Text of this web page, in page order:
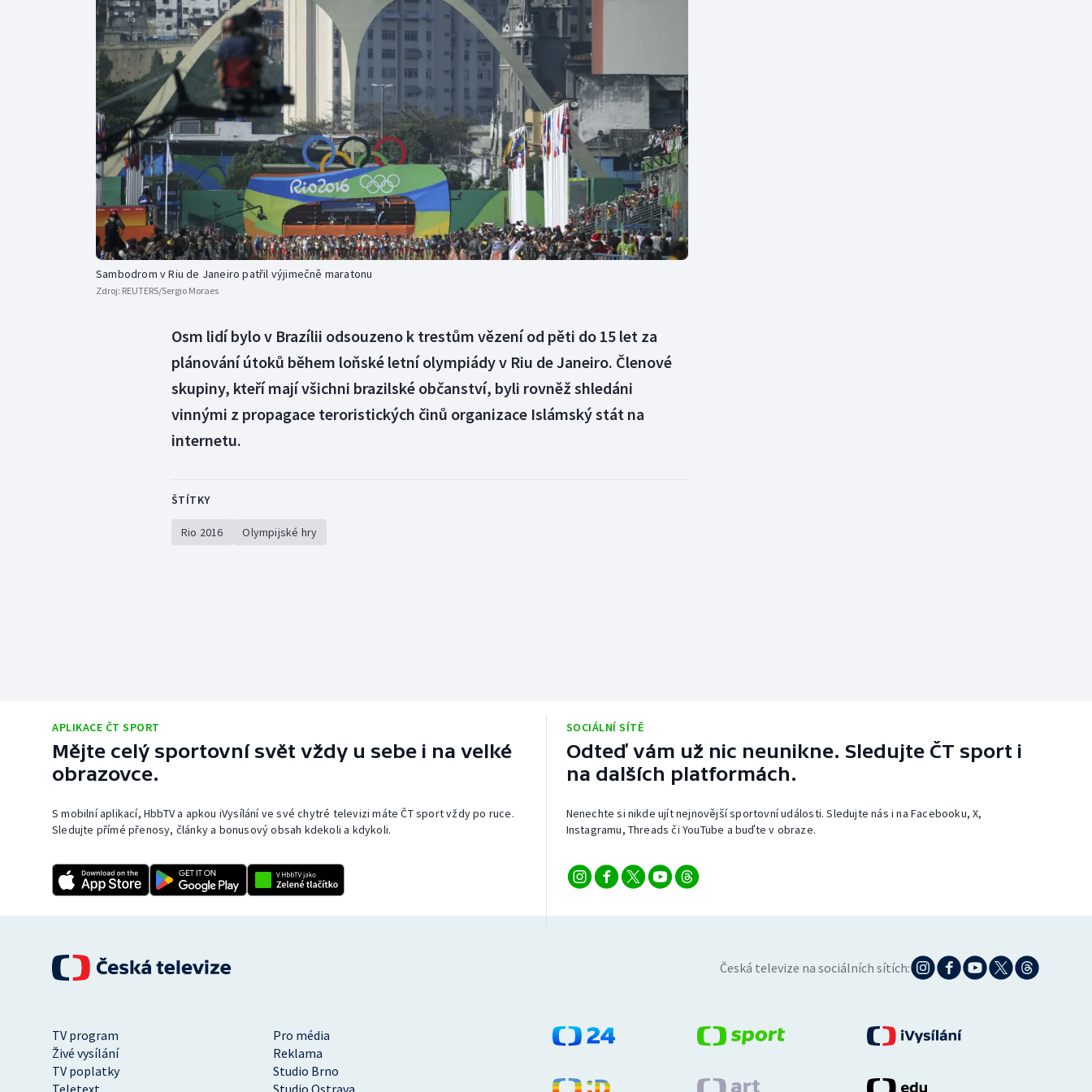
Curling
Dostihy
Florbal
Futsal
Golf
Gymnastika
Moderní pětiboj
Motorsport
Olympijské hry
Parasport
Plavání
Plážový volejbal
Vodní slalom
Volejbal
Ostatní
Sambodrom v Riu de Janeiro patřil výjimečně maratonu
Zdroj: REUTERS/Sergio Moraes
Osm lidí bylo v Brazílii odsouzeno k trestům vězení od pěti do 15 let za
plánování útoků během loňské letní olympiády v Riu de Janeiro. Členové
skupiny, kteří mají všichni brazilské občanství, byli rovněž shledáni
vinnými z propagace teroristických činů organizace Islámský stát na
internetu.
ŠTÍTKY
Rio 2016 Olympijské hry
APLIKACE ČT SPORT
Mějte celý sportovní svět vždy u sebe i na velké
obrazovce.
S mobilní aplikací, HbbTV a apkou iVysílání ve své chytré televizi máte ČT sport vždy po ruce.
Sledujte přímé přenosy, články a bonusový obsah kdekoli a kdykoli.
SOCIÁLNÍ SÍTĚ
Odteď vám už nic neunikne. Sledujte ČT sport i
na dalších platformách.
Nenechte si nikde ujít nejnovější sportovní události. Sledujte nás i na Facebooku, X,
Instagramu, Threads či YouTube a buďte v obraze.
Česká televize na sociálních sítích:
TV program
Pro média
Živé vysílání
Reklama
TV poplatky
Studio Brno